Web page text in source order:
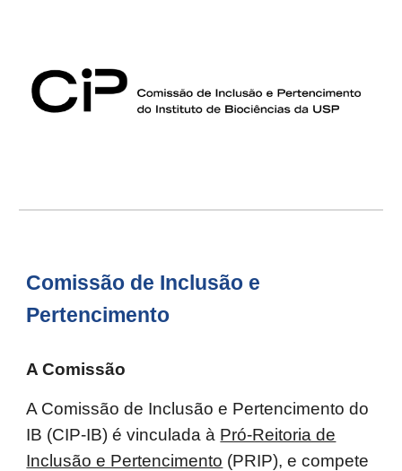
Comissão de Inclusão e
Pertencimento
A Comissão
A Comissão de Inclusão e Pertencimento do
IB (CIP-IB) é vinculada à Pró-Reitoria de
Inclusão e Pertencimento (PRIP), e compete